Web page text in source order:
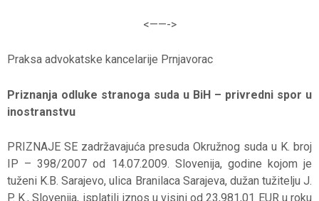
<——->
Praksa advokatske kancelarije Prnjavorac
Priznanja odluke stranoga suda u BiH – privredni spor u
inostranstvu
PRIZNAJE SE zadržavajuća presuda Okružnog suda u K. broj
IP – 398/2007 od 14.07.2009. Slovenija, godine kojom je
tuženi K.B. Sarajevo, ulica Branilaca Sarajeva, dužan tužitelju J.
P. K., Slovenija, isplatili iznos u visini od 23,981,01 EUR u roku